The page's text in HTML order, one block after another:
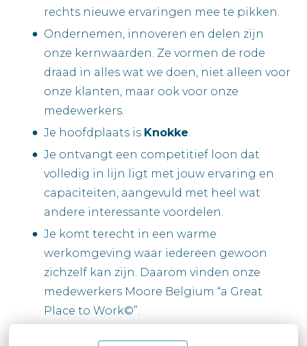
rechts nieuwe ervaringen mee te pikken.
Ondernemen, innoveren en delen zijn
onze kernwaarden. Ze vormen de rode
draad in alles wat we doen, niet alleen voor
onze klanten, maar ook voor onze
medewerkers.
Je hoofdplaats is Knokke
Je ontvangt een competitief loon dat
volledig in lijn ligt met jouw ervaring en
capaciteiten, aangevuld met heel wat
andere interessante voordelen.
Je komt terecht in een warme
werkomgeving waar iedereen gewoon
zichzelf kan zijn. Daarom vinden onze
medewerkers Moore Belgium “a Great
Place to Work©”.